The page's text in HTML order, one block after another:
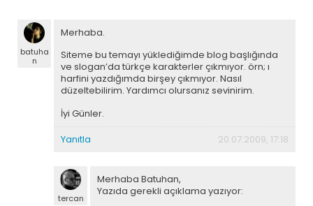
batuha
n
Merhaba.
Siteme bu temayı yüklediğimde blog başlığında
ve slogan’da türkçe karakterler çıkmıyor. örn; ı
harfini yazdığımda birşey çıkmıyor. Nasıl
düzeltebilirim. Yardımcı olursanız sevinirim.
İyi Günler.
Yanıtla
20.07.2009, 17:18
tercan
Merhaba Batuhan,
Yazıda gerekli açıklama yazıyor: